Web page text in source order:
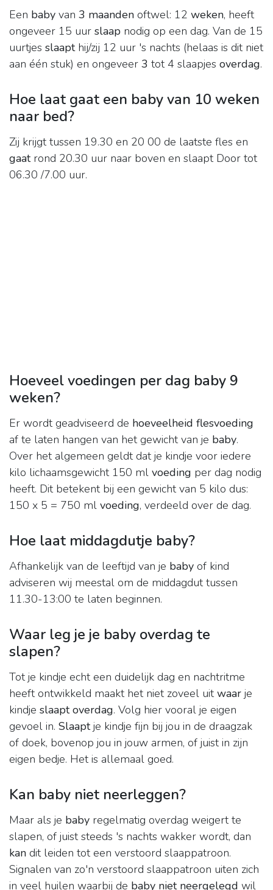
Een baby van 3 maanden oftwel: 12 weken, heeft
ongeveer 15 uur slaap nodig op een dag. Van de 15
uurtjes slaapthij/zij 12 uur 's nachts (helaas is dit niet
aan één stuk) en ongeveer 3 tot 4 slaapjes overdag.
Hoe laat gaat een baby van 10 weken
naar bed?
Zij krijgt tussen 19.30 en 20 00 de laatste fles en
gaatrond 20.30 uur naar boven en slaapt Door tot
06.30 /7.00 uur.
Hoeveel voedingen per dag baby 9
weken?
Er wordt geadviseerd de hoeveelheid flesvoeding
af te laten hangen van het gewicht van je baby.
Over het algemeen geldt dat je kindje voor iedere
kilo lichaamsgewicht 150 ml voeding per dag nodig
heeft. Dit betekent bij een gewicht van 5 kilo dus:
150 x 5 = 750 ml voeding, verdeeld over de dag.
Hoe laat middagdutje baby?
Afhankelijk van de leeftijd van je baby of kind
adviseren wij meestal om de middagdut tussen
11.30-13:00 te laten beginnen.
Waar leg je je baby overdag te
slapen?
Tot je kindje echt een duidelijk dag en nachtritme
heeft ontwikkeld maakt het niet zoveel uitwaar je
kindje slaapt overdag. Volg hier vooral je eigen
gevoel in. Slaaptje kindje fijn bij jou in de draagzak
of doek, bovenop jou in jouw armen, of juist in zijn
eigen bedje. Het is allemaal goed.
Kan baby niet neerleggen?
Maar als je baby regelmatig overdag weigert te
slapen, of juist steeds 's nachts wakker wordt, dan
kan dit leiden tot een verstoord slaappatroon.
Signalen van zo'n verstoord slaappatroon uiten zich
in veel huilen waarbij de baby niet neergelegd wil